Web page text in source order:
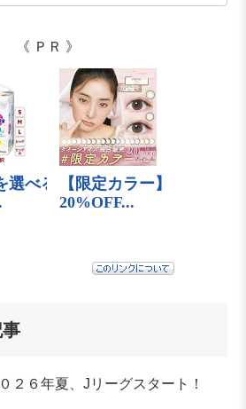
《 ＰＲ 》
２６年夏、Jリーグスタート！